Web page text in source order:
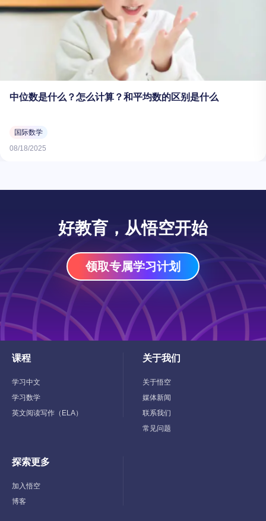
中位数是什么？怎么计算？和平均数的区别是什么
国际数学
08/18/2025
好教育，从悟空开始
领取专属学习计划
课程
Toggle
Menu
学习中文
学习数学
英文阅读写作（ELA）
关于我们
Toggle
Menu
关于悟空
媒体新闻
联系我们
常见问题
探索更多
Toggle
Menu
加入悟空
博客